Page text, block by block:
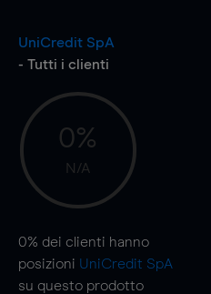
UniCredit SpA
- Tutti i clienti
0%
N/A
0% dei clienti hanno
posizioni UniCredit SpA
su questo prodotto